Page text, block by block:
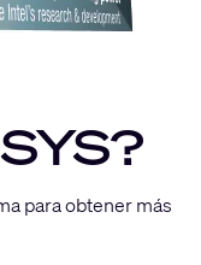
para obtener más